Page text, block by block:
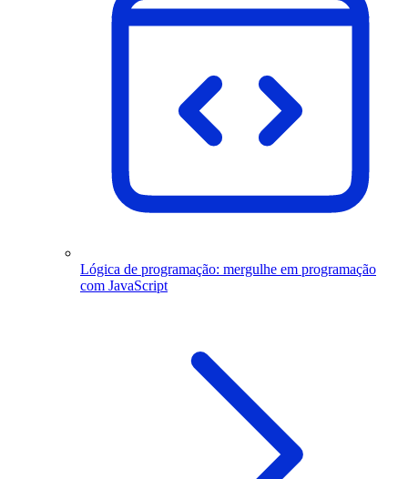
Lógica de programação: mergulhe em programação
com JavaScript